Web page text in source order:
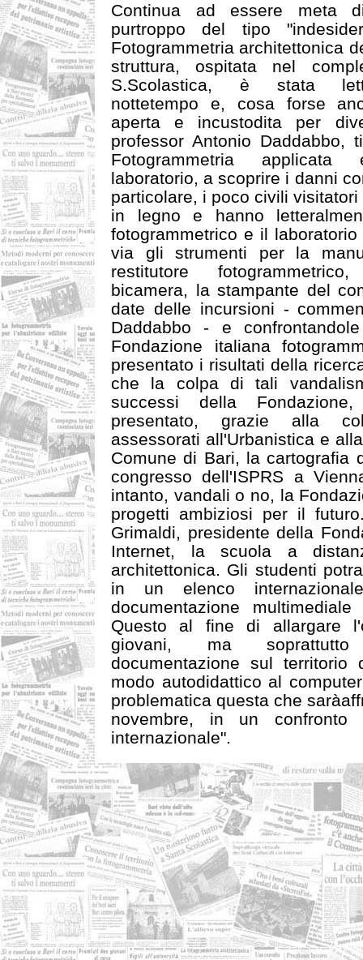
Continua ad essere meta
purtroppo del tipo
Fotogrammetria architettonica
struttura, ospitata nel
S.Scolastica, è stata
nottetempo e, cosa forse
aperta e incustodita per
professor Antonio Daddabbo,
Fotogrammetria
laboratorio, a scoprire i danni
particolare, i poco civili
in legno e hanno
fotogrammetrico e il
via gli strumenti per la
restitutore
bicamera, la stampante del
date delle incursioni -
Daddabbo - e
Fondazione italiana
presentato i risultati della
che la colpa di tali
successi della
presentato, grazie alla
assessorati all'Urbanistica e
Comune di Bari, la cartografia
congresso dell'ISPRS a
intanto, vandali o no, la
progetti ambiziosi per il
Grimaldi, presidente della
Internet, la scuola a
architettonica. Gli studenti
in un elenco
documentazione
Questo al fine di allargare
giovani, ma
documentazione sul
modo autodidattico al
problematica questa che
novembre, in un
internazionale".